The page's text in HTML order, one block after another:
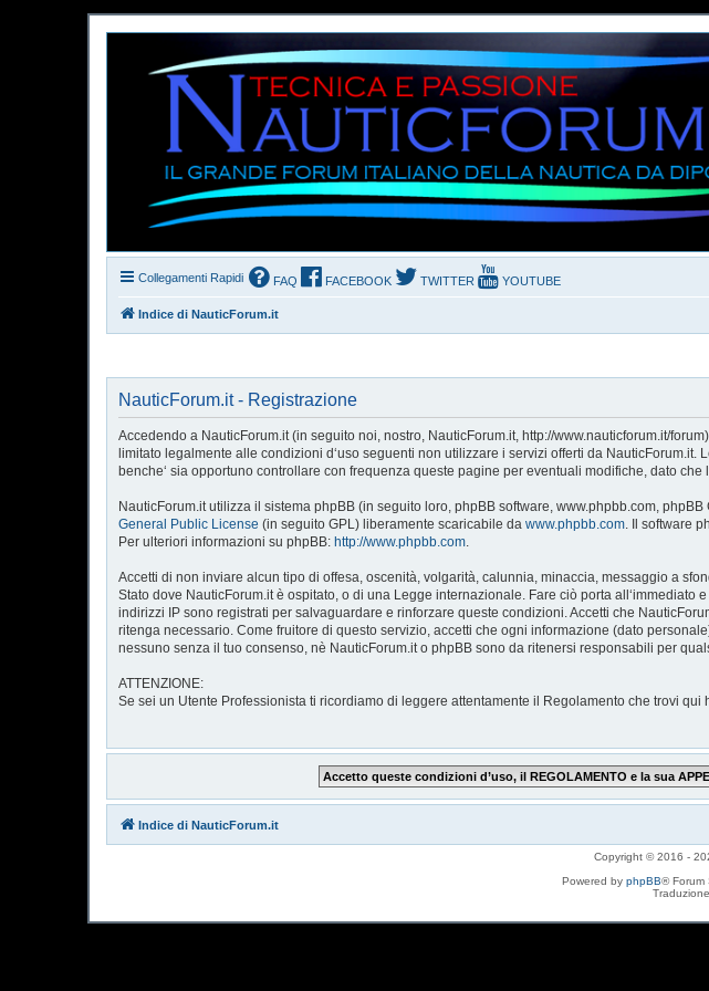
Collegamenti Rapidi FAQ FACEBOOK TWITTER YOUTUBE
Indice di NauticForum.it
NauticForum.it - Registrazione
Accedendo a NauticForum.it (in seguito noi, nostro, NauticForum.it, http://www.nauticforum.it/
limitato legalmente alle condizioni d‘uso seguenti non utilizzare i servizi offerti da
benche‘ sia opportuno controllare con frequenza queste pagine per eventuali modifiche, dato
NauticForum.it utilizza il sistema phpBB (in seguito loro, phpBB software, www.phpbb.com,
General Public License (in seguito GPL) liberamente scaricabile da www.phpbb.com . Il software
Per ulteriori informazioni su phpBB: http://www.phpbb.com
Accetti di non inviare alcun tipo di offesa, oscenità, volgarità, calunnia, minaccia, messaggio a
Stato dove NauticForum.it è ospitato, o di una Legge internazionale. Fare ciò porta
indirizzi IP sono registrati per salvaguardare e rinforzare queste condizioni. Accetti che
ritenga necessario. Come fruitore di questo servizio, accetti che ogni informazione (dato
nessuno senza il tuo consenso, nè NauticForum.it o phpBB sono da ritenersi responsabili per
ATTENZIONE:
Se sei un Utente Professionista ti ricordiamo di leggere attentamente il Regolamento che trovi
Indice di NauticForum.it
Copyright © 2016 -
Powered by phpBB® Forum